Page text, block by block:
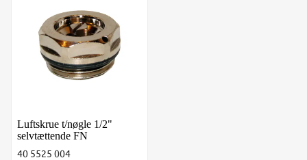
Luftskrue t/nøgle 1/2"
selvtættende FN
40 5525 004